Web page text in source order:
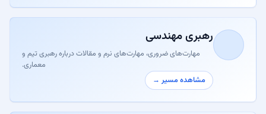
رهبری مهندسی
مهارت‌های ضروری، مهارت‌های نرم و مقالات درباره رهبری تیم و
معماری.
مشاهده مسیر →